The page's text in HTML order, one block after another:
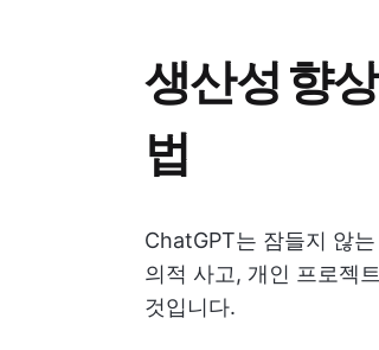
생산성 향
법
ChatGPT는 잠들지 않
의적 사고, 개인 프로젝
것입니다.